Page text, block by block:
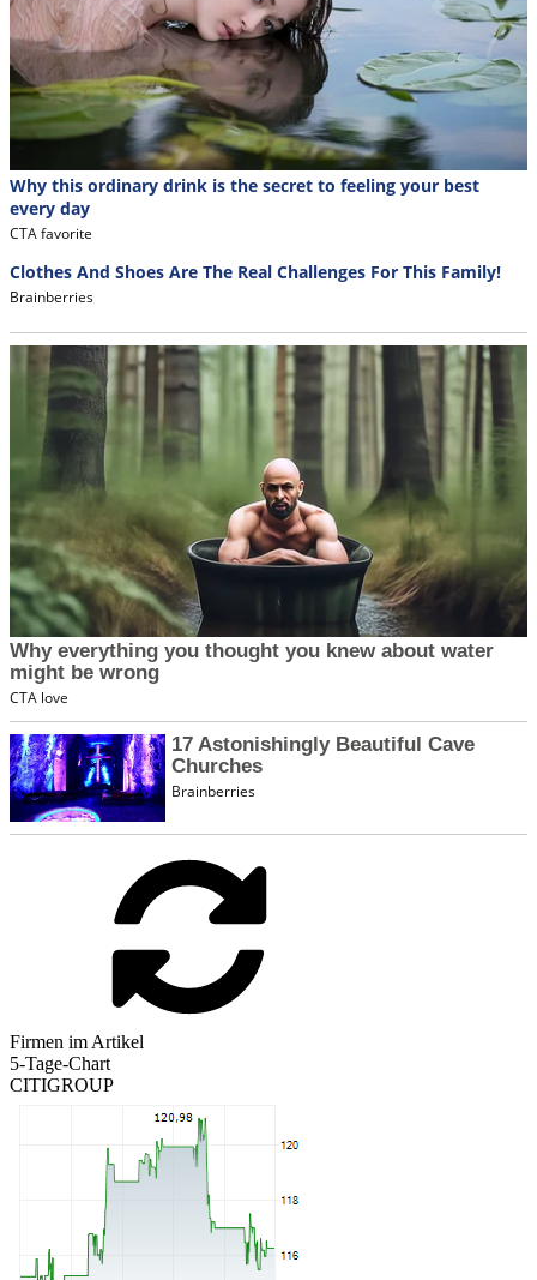
Firmen im Artikel
5-Tage-Chart
CITIGROUP